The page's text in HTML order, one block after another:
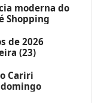
moderna do
Shopping
de 2026
(23)
Cariri